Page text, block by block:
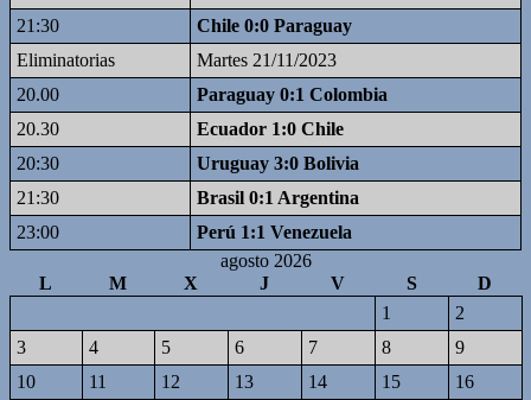
21:30
Chile 0:0 Paraguay
Eliminatorias
Martes 21/11/2023
20.00
Paraguay 0:1 Colombia
20.30
Ecuador 1:0 Chile
20:30
Uruguay 3:0 Bolivia
21:30
Brasil 0:1 Argentina
23:00
Perú 1:1 Venezuela
agosto 2026
L
M X J V S
D
1
2
3
4 5 6 7 8
9
10
11 12 13 14 15
16